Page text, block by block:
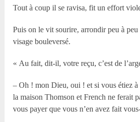
Tout à coup il se ravisa, fit un effort
Puis on le vit sourire, arrondir peu à peu
visage bouleversé.
« Au fait, dit-il, votre reçu, c’est de
– Oh ! mon Dieu, oui ! et si vous étiez à
la maison Thomson et French ne ferait
vous payer que vous n’en avez fait